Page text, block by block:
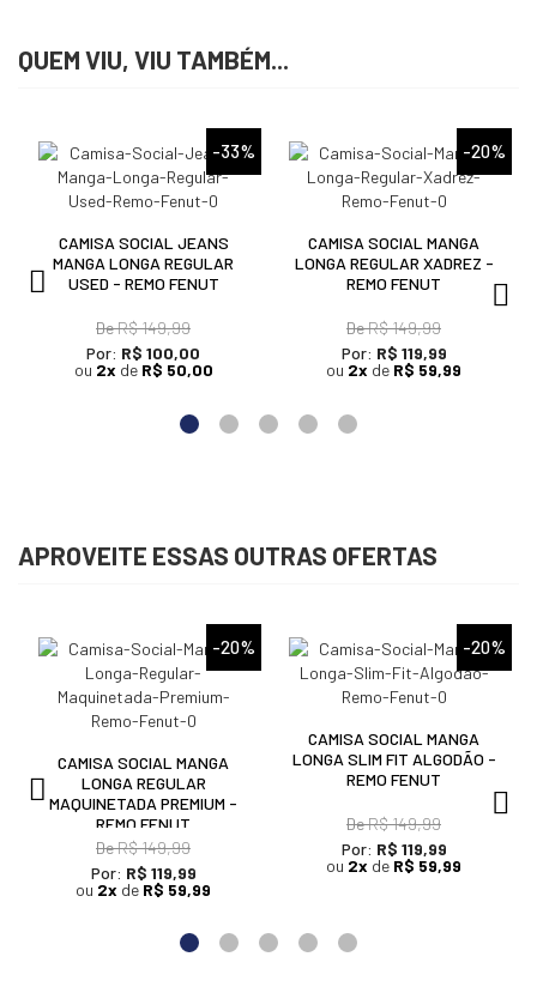
QUEM VIU, VIU TAMBÉM...
-33%
CAMISA SOCIAL JEANS
MANGA LONGA REGULAR
USED - REMO FENUT
DeR$ 149,99
Por: R$ 100,00
ou 2x de R$ 50,00
-20%
CAMISA SOCIAL MANGA
LONGA REGULAR XADREZ -
REMO FENUT
DeR$ 149,99
Por: R$ 119,99
ou 2x de R$ 59,99
APROVEITE ESSAS OUTRAS OFERTAS
-20%
CAMISA SOCIAL MANGA
LONGA REGULAR
MAQUINETADA PREMIUM -
REMO FENUT
DeR$ 149,99
Por: R$ 119,99
ou 2x de R$ 59,99
-20%
CAMISA SOCIAL MANGA
LONGA SLIM FIT ALGODÃO -
REMO FENUT
DeR$ 149,99
Por: R$ 119,99
ou 2x de R$ 59,99